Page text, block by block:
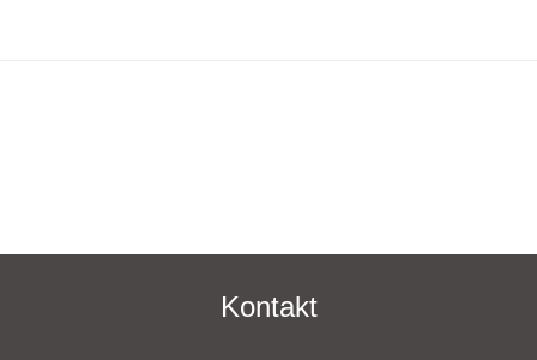
Kontakt